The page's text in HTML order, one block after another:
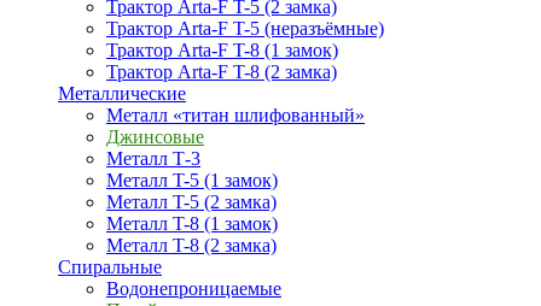
Трактор Arta-F T-5 (2 замка)
Трактор Arta-F T-5 (неразъёмные)
Трактор Arta-F T-8 (1 замок)
Трактор Arta-F T-8 (2 замка)
Металлические
Металл «титан шлифованный»
Джинсовые
Металл Т-3
Металл T-5 (1 замок)
Металл T-5 (2 замка)
Металл T-8 (1 замок)
Металл T-8 (2 замка)
Спиральные
Водонепроницаемые